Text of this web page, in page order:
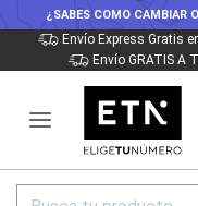
¿SABES COMO CAMBIAR
Saltar
al
Envío Express Gratis
Envío GRATIS A
Buscar